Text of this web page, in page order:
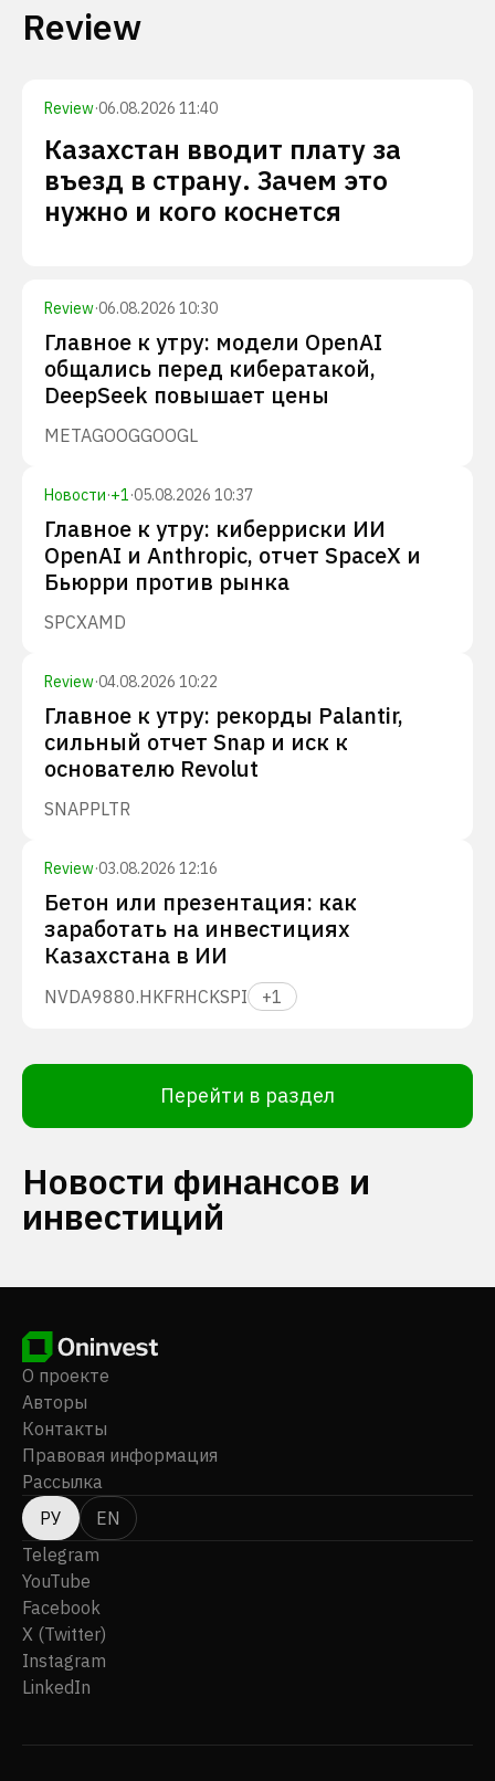
Review
Review·06.08.2026 11:40
Казахстан вводит плату за
въезд в страну. Зачем это
нужно и кого коснется
Review·06.08.2026 10:30
Главное к утру: модели OpenAI
общались перед кибератакой,
DeepSeek повышает цены
METAGOOGGOOGL
Новости·+1·05.08.2026 10:37
Главное к утру: киберриски ИИ
OpenAI и Anthropic, отчет SpaceX и
Бьюрри против рынка
SPCXAMD
Review·04.08.2026 10:22
Главное к утру: рекорды Palantir,
сильный отчет Snap и иск к
основателю Revolut
SNAPPLTR
Review·03.08.2026 12:16
Бетон или презентация: как
заработать на инвестициях
Казахстана в ИИ
NVDA9880.HKFRHCKSPI +1
Перейти в раздел
Новости финансов и
инвестиций
О проекте
Авторы
Контакты
Правовая информация
Рассылка
РУ
EN
Telegram
YouTube
Facebook
X (Twitter)
Instagram
LinkedIn